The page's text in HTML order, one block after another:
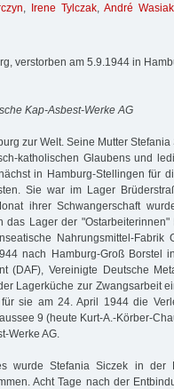
, Irene Tylczak, André Wasiak
verstorben am 5.9.1944 in
Kap-Asbest-Werke AG
zur Welt. Seine Mutter Stefania
katholischen Glaubens und
in Hamburg-Stellingen für
Sie war im Lager
ihrer Schwangerschaft
Lager der "Ostarbeiterinnen"
Nahrungsmittel-Fabrik
nach Hamburg-Groß Borstel
(DAF), Vereinigte Deutsche
Lagerküche zur Zwangsarbeit
sie am 24. April 1944 die
9 (heute Kurt-A.-Körber-
Werke AG.
wurde Stefania Siczek in der
Acht Tage nach der